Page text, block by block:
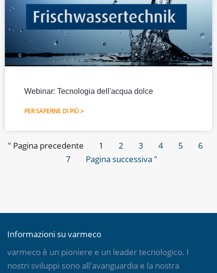
Webinar: Tecnologia dell'acqua dolce
PER SAPERNE DI PIÙ >
" Pagina precedente 1 2 3 4 5
6
7
Pagina successiva "
Informazioni su varmeco
varmeco è un pioniere e un leader tecnologico. I
nostri sviluppi sono all'avanguardia e la nostra